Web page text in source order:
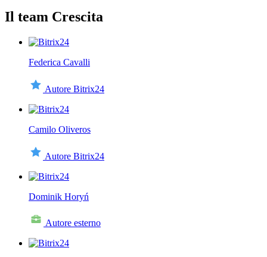
Il team Crescita
Federica Cavalli
Autore Bitrix24
Camilo Oliveros
Autore Bitrix24
Dominik Horyń
Autore esterno